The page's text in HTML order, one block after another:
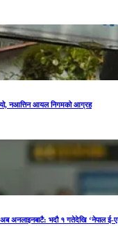
नआत्तिन आयल निगमको आग्रह
अनलाइनबाटै: भदौ १ गतेदेखि ‘नेपाल ई-